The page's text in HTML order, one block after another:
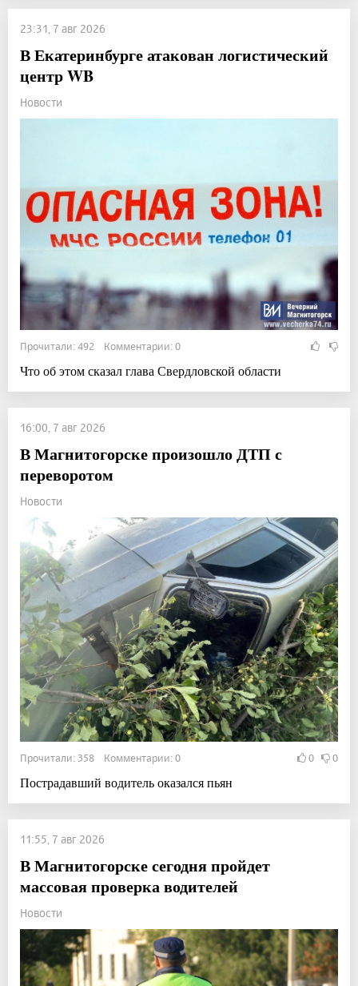
23:31, 7 авг 2026
В Екатеринбурге атакован логистический
центр WB
Новости
Прочитали: 492 Комментарии: 0
Что об этом сказал глава Свердловской области
16:00, 7 авг 2026
В Магнитогорске произошло ДТП с
переворотом
Новости
Прочитали: 358 Комментарии: 0 0 0
Пострадавший водитель оказался пьян
11:55, 7 авг 2026
В Магнитогорске сегодня пройдет
массовая проверка водителей
Новости